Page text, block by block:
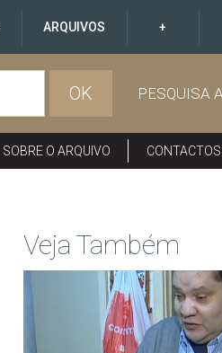
ARQUIVOS +
OK PESQUISA
SOBRE O ARQUIVO CONTACTOS
Veja Também